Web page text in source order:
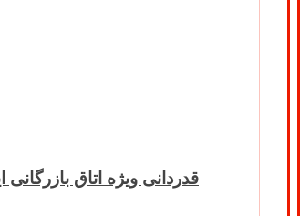
قدردانی ویژه اتاق